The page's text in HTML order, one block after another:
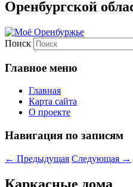
Оренбургской
Поиск
Главное меню
Главная
Карта сайта
О проекте
Навигация по записям
← Предыдущая Следующая →
Каркасные дома